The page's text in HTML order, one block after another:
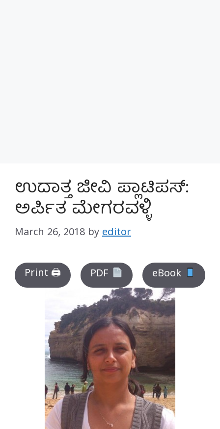
ಉದಾತ್ತ ಜೀವಿ ಪ್ಲಾಟಿಪಸ್:
ಅರ್ಪಿತ ಮೇಗರವಳ್ಳಿ
March 26, 2018 by editor
Print 🖨 PDF eBook